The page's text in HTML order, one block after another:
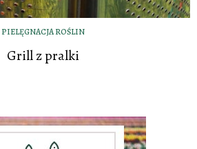
PIELĘGNACJA ROŚLIN
Grill z pralki